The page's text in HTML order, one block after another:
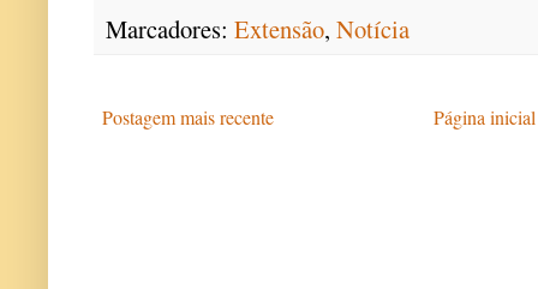
Marcadores: Extensão, Notícia
Postagem mais recente Página inicial